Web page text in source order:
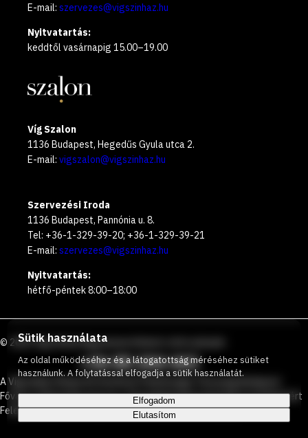
E-mail: szervezes@vigszinhaz.hu
Nyitvatartás:
keddtől vasárnapig 15.00–19.00
Víg Szalon
1136 Budapest, Hegedűs Gyula utca 2.
E-mail: vigszalon@vigszinhaz.hu
Szervezési Iroda
1136 Budapest, Pannónia u. 8.
Tel: +36-1-329-39-20; +36-1-329-39-21
E-mail: szervezes@vigszinhaz.hu
Nyitvatartás:
hétfő-péntek 8:00–18:00
© 2026 VígszínházIngyenesen hívható zöld számunk
+36 80 204 443
A Vígszínház Nonprofit Korlátolt Felelősségű Társaság Budapest
Főváros Önkormányzata és a Társadalmi Kapcsolatokért és Kultúráért
Felelős Minisztérium által közösen működtetett színház.
Sütik használata
Az oldal működéséhez és a látogatottság méréséhez sütiket
használunk. A folytatással elfogadja a sütik használatát.
Elfogadom
Elutasítom